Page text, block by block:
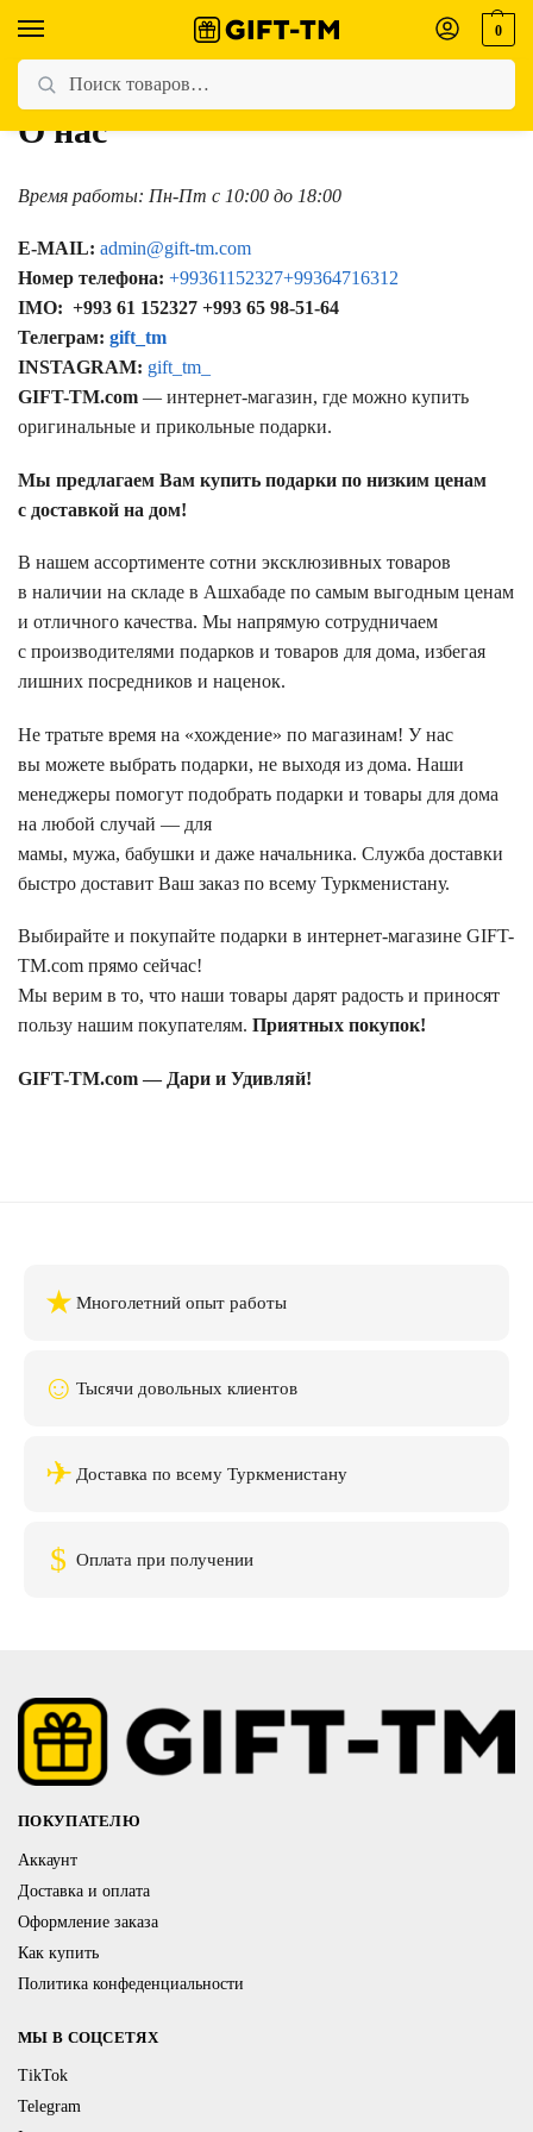
0
Главная О нас
О нас
Время работы: Пн-Пт с 10:00 до 18:00
E-MAIL: admin@gift-tm.com
Номер телефона: +99361152327+99364716312
IMO: +993 61 152327 +993 65 98-51-64
Телеграм: gift_tm
INSTAGRAM: gift_tm_
GIFT-TM.com — интернет-магазин, где можно купить
оригинальные и прикольные подарки.
Мы предлагаем Вам купить подарки по низким ценам
с доставкой на дом!
В нашем ассортименте сотни эксклюзивных товаров
в наличии на складе в Ашхабаде по самым выгодным ценам
и отличного качества. Мы напрямую сотрудничаем
с производителями подарков и товаров для дома, избегая
лишних посредников и наценок.
Не тратьте время на «хождение» по магазинам! У нас
вы можете выбрать подарки, не выходя из дома. Наши
менеджеры помогут подобрать подарки и товары для дома
на любой случай — для
мамы, мужа, бабушки и даже начальника. Служба доставки
быстро доставит Ваш заказ по всему Туркменистану.
Выбирайте и покупайте подарки в интернет-магазине GIFT-
TM.com прямо сейчас!
Мы верим в то, что наши товары дарят радость и приносят
пользу нашим покупателям. Приятных покупок!
GIFT-TM.com — Дари и Удивляй!
★ Многолетний опыт работы
☺ Тысячи довольных клиентов
✈ Доставка по всему Туркменистану
$ Оплата при получении
ПОКУПАТЕЛЮ
Аккаунт
Доставка и оплата
Оформление заказа
Как купить
Политика конфеденциальности
МЫ В СОЦСЕТЯХ
TikTok
Telegram